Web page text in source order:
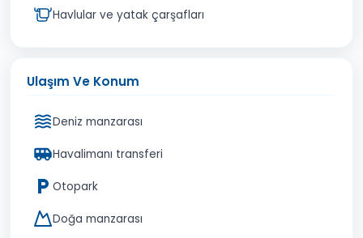
Havlular ve yatak çarşafları
Ulaşım Ve Konum
Deniz manzarası
Havalimanı transferi
Otopark
Doğa manzarası